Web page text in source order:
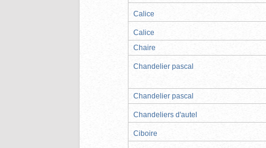
Calice
Calice
Chaire
Chandelier pascal
Chandelier pascal
Chandeliers d'autel
Ciboire